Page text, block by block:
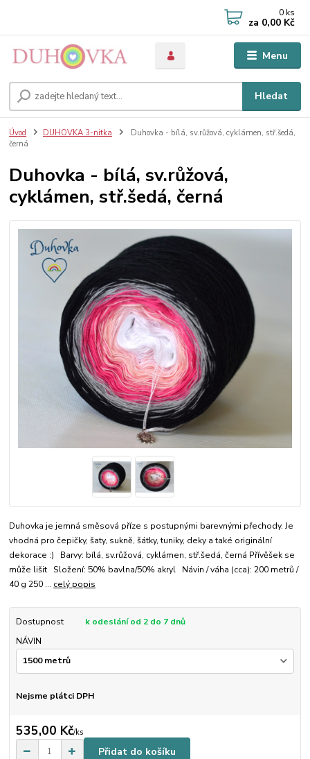
Menu
Hledat
0 ks
za 0,00 Kč
Úvod DUHOVKA 3-nitka
Duhovka - bílá, sv.růžová, cyklámen, stř.šedá,
černá
Duhovka - bílá, sv.růžová,
cyklámen, stř.šedá, černá
Duhovka je jemná směsová příze s postupnými barevnými přechody. Je
vhodná pro čepičky, šaty, sukně, šátky, tuniky, deky a také originální
dekorace :) Barvy: bílá, sv.růžová, cyklámen, stř.šedá, černá Přívěšek se
může lišit Složení: 50% bavlna/50% akryl Návin / váha (cca): 200 metrů /
40 g 250 ... celý popis
Dostupnost
k odeslání od 2 do 7 dnů
NÁVIN
Nejsme plátci DPH
535,00 Kč/ks
Přidat do košíku